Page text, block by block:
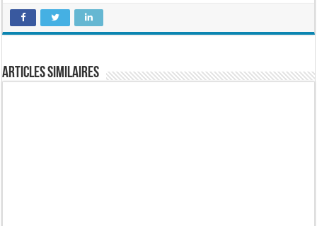
Articles similaires